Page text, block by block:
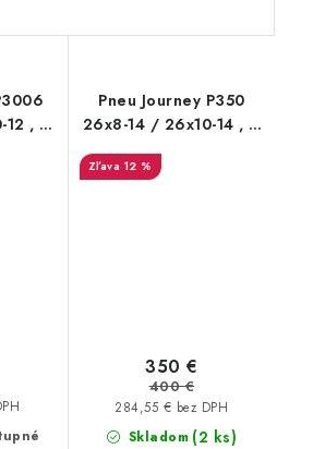
12 , 6
Pneu Journey P350
26x8-14 / 26x10-14 , 6
PR Bulldog B350
12 %
Skladom (2 ks)
284,55 € bez DPH
350 €
400 €